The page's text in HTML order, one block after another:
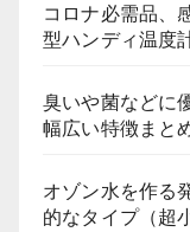
コロナ必需品、
型ハンディ温度
臭いや菌などに
幅広い特徴まと
オゾン水を作る
的なタイプ（超